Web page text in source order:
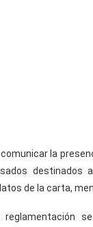
la
destinados
de la carta,
reglamentación